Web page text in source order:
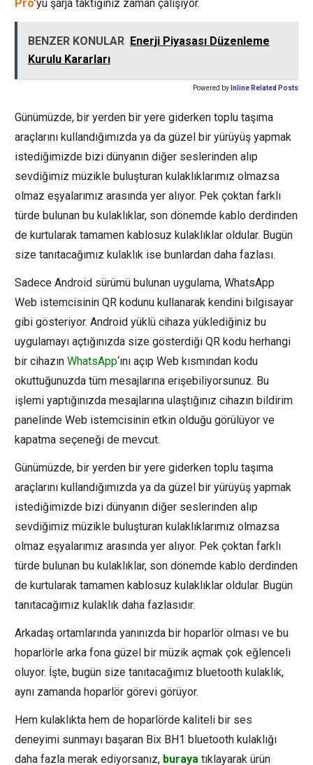
Pro’yu şarja taktığınız zaman çalışıyor.
BENZER KONULAR Enerji Piyasası Düzenleme
Kurulu Kararları
Powered by Inline Related Posts
Günümüzde, bir yerden bir yere giderken toplu taşıma
araçlarını kullandığımızda ya da güzel bir yürüyüş yapmak
istediğimizde bizi dünyanın diğer seslerinden alıp
sevdiğimiz müzikle buluşturan kulaklıklarımız olmazsa
olmaz eşyalarımız arasında yer alıyor. Pek çoktan farklı
türde bulunan bu kulaklıklar, son dönemde kablo derdinden
de kurtularak tamamen kablosuz kulaklıklar oldular. Bugün
size tanıtacağımız kulaklık ise bunlardan daha fazlası.
Sadece Android sürümü bulunan uygulama, WhatsApp
Web istemcisinin QR kodunu kullanarak kendini bilgisayar
gibi gösteriyor. Android yüklü cihaza yüklediğiniz bu
uygulamayı açtığınızda size gösterdiği QR kodu herhangi
bir cihazın WhatsApp‘ını açıp Web kısmından kodu
okuttuğunuzda tüm mesajlarına erişebiliyorsunuz. Bu
işlemi yaptığınızda mesajlarına ulaştığınız cihazın bildirim
panelinde Web istemcisinin etkin olduğu görülüyor ve
kapatma seçeneği de mevcut.
Günümüzde, bir yerden bir yere giderken toplu taşıma
araçlarını kullandığımızda ya da güzel bir yürüyüş yapmak
istediğimizde bizi dünyanın diğer seslerinden alıp
sevdiğimiz müzikle buluşturan kulaklıklarımız olmazsa
olmaz eşyalarımız arasında yer alıyor. Pek çoktan farklı
türde bulunan bu kulaklıklar, son dönemde kablo derdinden
de kurtularak tamamen kablosuz kulaklıklar oldular. Bugün
tanıtacağımız kulaklık daha fazlasıdır.
Arkadaş ortamlarında yanınızda bir hoparlör olması ve bu
hoparlörle arka fona güzel bir müzik açmak çok eğlenceli
oluyor. İşte, bugün size tanıtacağımız bluetooth kulaklık,
aynı zamanda hoparlör görevi görüyor.
Hem kulaklıkta hem de hoparlörde kaliteli bir ses
deneyimi sunmayı başaran Bix BH1 bluetooth kulaklığı
daha fazla merak ediyorsanız, buraya tıklayarak ürün